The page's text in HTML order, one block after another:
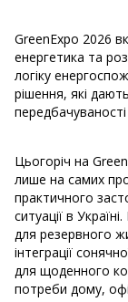
GreenExpo 2026
енергетика та
логіку
рішення, які
Цьогоріч на
лише на самих
практичного
ситуації в
для резервного
інтеграції
для щоденного
потреби дому,